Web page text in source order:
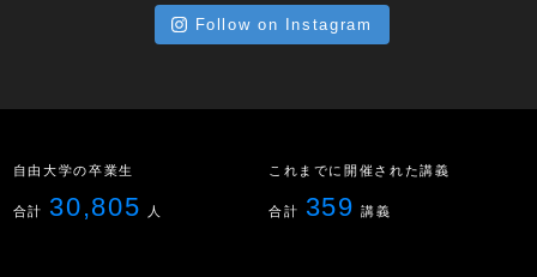
Follow on Instagram
自由大学の卒業生
合計 30,805 人
これまでに開催された講義
合計 359 講義